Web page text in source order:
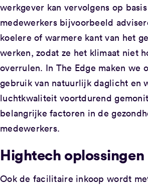
werkgever kan vervolgens op
medewerkers bijvoorbeeld
koelere of warmere kant van het
werken, zodat ze het klimaat niet
overrulen. In The Edge maken we
gebruik van natuurlijk daglicht en
luchtkwaliteit voortdurend
belangrijke factoren in de
medewerkers.
Hightech oplossingen
Ook de facilitaire inkoop wordt